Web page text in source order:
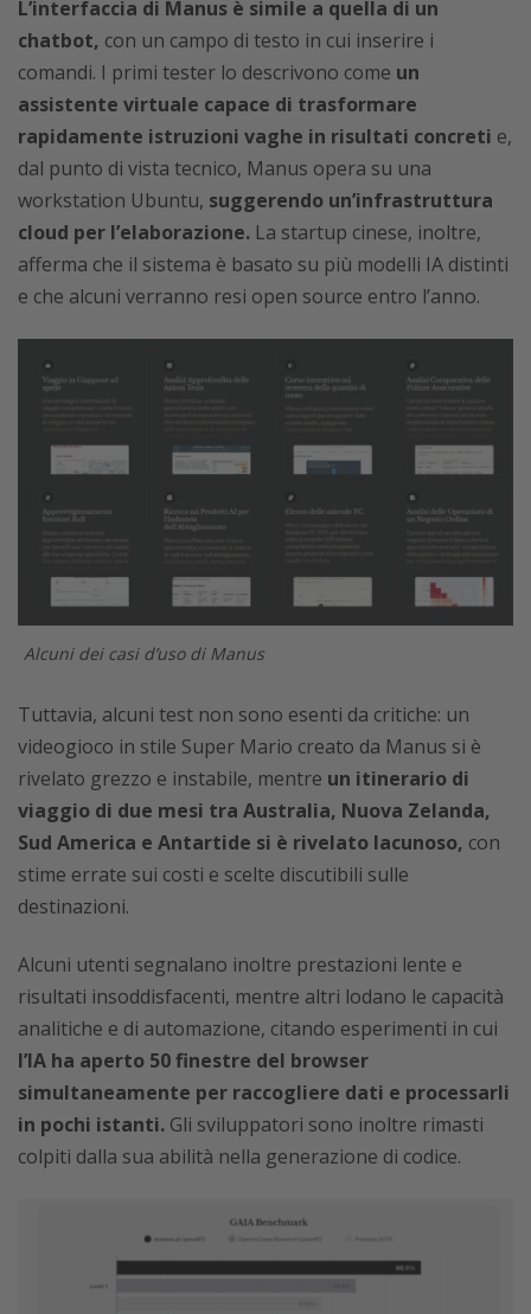
L’interfaccia di Manus è simile a quella di un
chatbot, con un campo di testo in cui inserire i
comandi. I primi tester lo descrivono come un
assistente virtuale capace di trasformare
rapidamente istruzioni vaghe in risultati concreti e,
dal punto di vista tecnico, Manus opera su una
workstation Ubuntu, suggerendo un’infrastruttura
cloud per l’elaborazione. La startup cinese, inoltre,
afferma che il sistema è basato su più modelli IA distinti
e che alcuni verranno resi open source entro l’anno.
Alcuni dei casi d’uso di Manus
Tuttavia, alcuni test non sono esenti da critiche: un
videogioco in stile Super Mario creato da Manus si è
rivelato grezzo e instabile, mentre un itinerario di
viaggio di due mesi tra Australia, Nuova Zelanda,
Sud America e Antartide si è rivelato lacunoso, con
stime errate sui costi e scelte discutibili sulle
destinazioni.
Alcuni utenti segnalano inoltre prestazioni lente e
risultati insoddisfacenti, mentre altri lodano le capacità
analitiche e di automazione, citando esperimenti in cui
l’IA ha aperto 50 finestre del browser
simultaneamente per raccogliere dati e processarli
in pochi istanti. Gli sviluppatori sono inoltre rimasti
colpiti dalla sua abilità nella generazione di codice.